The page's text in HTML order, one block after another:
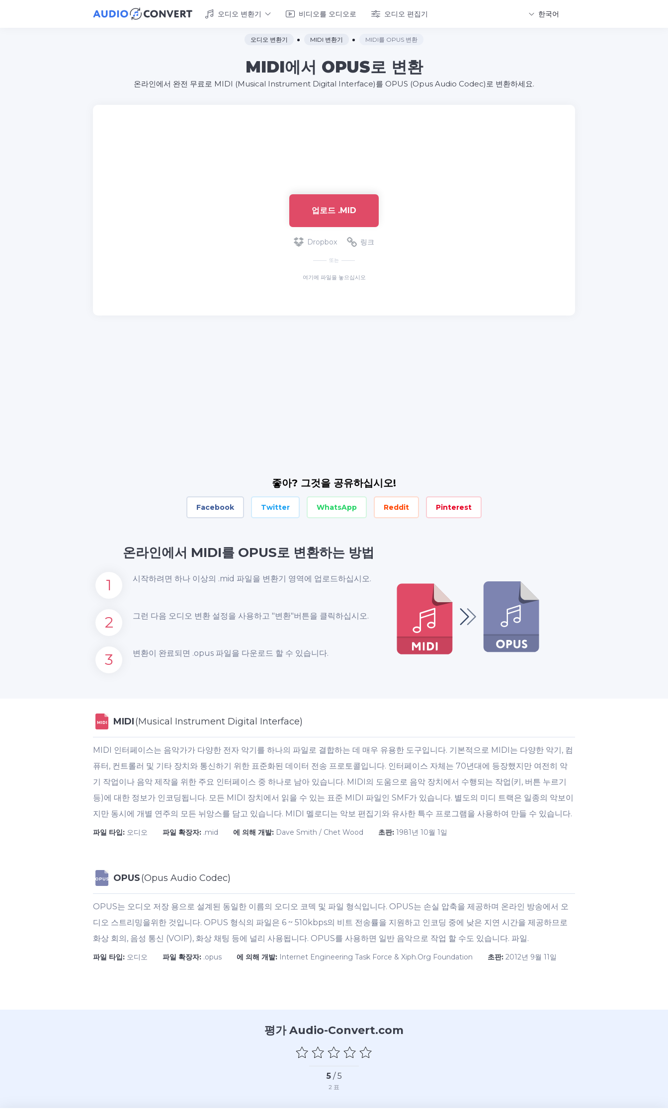
오디오 변환기 비디오를 오디오로 오디오 편집기 한국어
오디오 변환기 MIDI 변환기 MIDI를 OPUS 변환
MIDI에서 OPUS로 변환
온라인에서 완전 무료로 MIDI (Musical Instrument Digital Interface)를 OPUS (Opus Audio Codec)로 변환하세요.
업로드 .MID
Dropbox 링크
또는
여기에 파일을 놓으십시오
좋아? 그것을 공유하십시오!
Facebook Twitter WhatsApp Reddit Pinterest
온라인에서 MIDI를 OPUS로 변환하는 방법
1 시작하려면 하나 이상의 .mid 파일을 변환기 영역에 업로드하십시오.
2 그런 다음 오디오 변환 설정을 사용하고 "변환"버튼을 클릭하십시오.
3 변환이 완료되면 .opus 파일을 다운로드 할 수 있습니다.
MIDI MIDI(Musical Instrument Digital Interface)
MIDI 인터페이스는 음악가가 다양한 전자 악기를 하나의 파일로 결합하는 데 매우 유용한 도구입니다. 기본적으로 MIDI는 다양한 악기, 컴
퓨터, 컨트롤러 및 기타 장치와 통신하기 위한 표준화된 데이터 전송 프로토콜입니다. 인터페이스 자체는 70년대에 등장했지만 여전히 악
기 작업이나 음악 제작을 위한 주요 인터페이스 중 하나로 남아 있습니다. MIDI의 도움으로 음악 장치에서 수행되는 작업(키, 버튼 누르기
등)에 대한 정보가 인코딩됩니다. 모든 MIDI 장치에서 읽을 수 있는 표준 MIDI 파일인 SMF가 있습니다. 별도의 미디 트랙은 일종의 악보이
지만 동시에 개별 연주의 모든 뉘앙스를 담고 있습니다. MIDI 멜로디는 악보 편집기와 유사한 특수 프로그램을 사용하여 만들 수 있습니다.
파일 타입: 오디오 파일 확장자: .mid 에 의해 개발: Dave Smith / Chet Wood 초판: 1981년 10월 1일
OPUS OPUS(Opus Audio Codec)
OPUS는 오디오 저장 용으로 설계된 동일한 이름의 오디오 코덱 및 파일 형식입니다. OPUS는 손실 압축을 제공하며 온라인 방송에서 오
디오 스트리밍을위한 것입니다. OPUS 형식의 파일은 6 ~ 510kbps의 비트 전송률을 지원하고 인코딩 중에 낮은 지연 시간을 제공하므로
화상 회의, 음성 통신 (VOIP), 화상 채팅 등에 널리 사용됩니다. OPUS를 사용하면 일반 음악으로 작업 할 수도 있습니다. 파일.
파일 타입: 오디오 파일 확장자: .opus 에 의해 개발: Internet Engineering Task Force & Xiph.Org Foundation 초판: 2012년 9월 11일
평가 Audio-Convert.com
5/ 5
2 표